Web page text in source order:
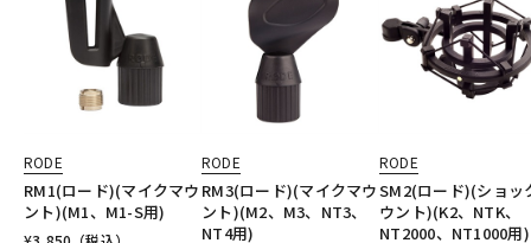
RODE
RM1(ロード)(マイクマウ
ント)(M1、M1-S用)
RODE
RM3(ロード)(マイクマウ
ント)(M2、M3、NT3、
NT4用)
RODE
SM2(ロード)(ショッ
ウント)(K2、NTK、
NT2000、NT1000用)